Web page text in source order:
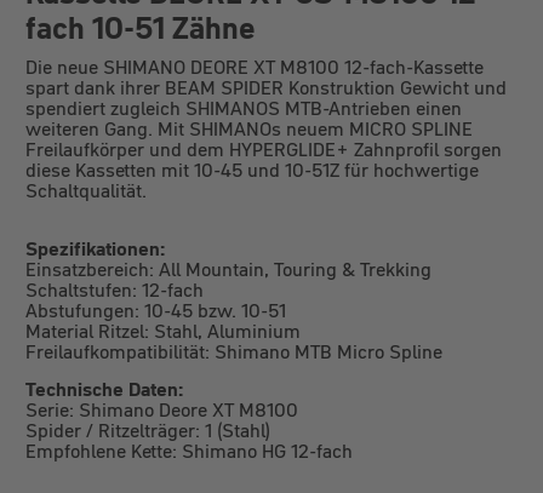
fach 10-51 Zähne
Die neue SHIMANO DEORE XT M8100 12-fach-Kassette
spart dank ihrer BEAM SPIDER Konstruktion Gewicht und
spendiert zugleich SHIMANOS MTB-Antrieben einen
weiteren Gang. Mit SHIMANOs neuem MICRO SPLINE
Freilaufkörper und dem HYPERGLIDE+ Zahnprofil sorgen
diese Kassetten mit 10-45 und 10-51Z für hochwertige
Schaltqualität.
Spezifikationen:
Einsatzbereich: All Mountain, Touring & Trekking
Schaltstufen: 12-fach
Abstufungen: 10-45 bzw. 10-51
Material Ritzel: Stahl, Aluminium
Freilaufkompatibilität: Shimano MTB Micro Spline
Technische Daten:
Serie: Shimano Deore XT M8100
Spider / Ritzelträger: 1 (Stahl)
Empfohlene Kette: Shimano HG 12-fach